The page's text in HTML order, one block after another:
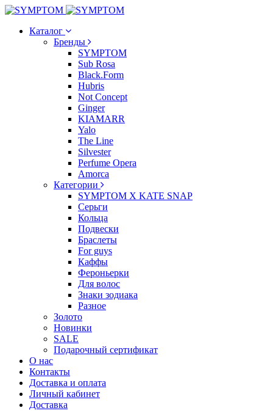
Каталог
Бренды
SYMPTOM
Sub Rosa
Black.Form
Hubris
Not Concept
Ginger
KIAMARR
Yalo
The Line
Silvester
Perfume Opera
Amorca
Категории
SYMPTOM X KATE SNAP
Серьги
Кольца
Подвески
Браслеты
For guys
Каффы
Фероньерки
Для волос
Знаки зодиака
Разное
Золото
Новинки
SALE
Подарочный сертификат
О нас
Контакты
Доставка и оплата
Личный кабинет
Доставка